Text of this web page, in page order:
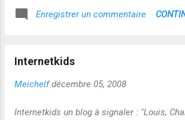
de lancer une discussion sur Apprendre 2.0
Enregistrer un commentaire
Internetkids
Meichelf décembre 05, 2008
Internetkids un blog à signaler : "Louis,